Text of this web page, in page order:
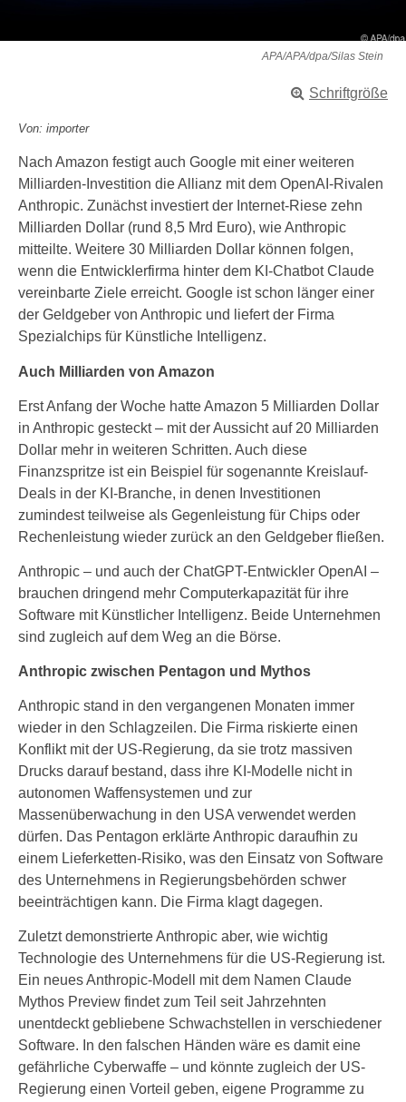
APA/APA/dpa/Silas Stein
Schriftgröße
Von: importer
Nach Amazon festigt auch Google mit einer weiteren
Milliarden-Investition die Allianz mit dem OpenAI-Rivalen
Anthropic. Zunächst investiert der Internet-Riese zehn
Milliarden Dollar (rund 8,5 Mrd Euro), wie Anthropic
mitteilte. Weitere 30 Milliarden Dollar können folgen,
wenn die Entwicklerfirma hinter dem KI-Chatbot Claude
vereinbarte Ziele erreicht. Google ist schon länger einer
der Geldgeber von Anthropic und liefert der Firma
Spezialchips für Künstliche Intelligenz.
Auch Milliarden von Amazon
Erst Anfang der Woche hatte Amazon 5 Milliarden Dollar
in Anthropic gesteckt – mit der Aussicht auf 20 Milliarden
Dollar mehr in weiteren Schritten. Auch diese
Finanzspritze ist ein Beispiel für sogenannte Kreislauf-
Deals in der KI-Branche, in denen Investitionen
zumindest teilweise als Gegenleistung für Chips oder
Rechenleistung wieder zurück an den Geldgeber fließen.
Anthropic – und auch der ChatGPT-Entwickler OpenAI –
brauchen dringend mehr Computerkapazität für ihre
Software mit Künstlicher Intelligenz. Beide Unternehmen
sind zugleich auf dem Weg an die Börse.
Anthropic zwischen Pentagon und Mythos
Anthropic stand in den vergangenen Monaten immer
wieder in den Schlagzeilen. Die Firma riskierte einen
Konflikt mit der US-Regierung, da sie trotz massiven
Drucks darauf bestand, dass ihre KI-Modelle nicht in
autonomen Waffensystemen und zur
Massenüberwachung in den USA verwendet werden
dürfen. Das Pentagon erklärte Anthropic daraufhin zu
einem Lieferketten-Risiko, was den Einsatz von Software
des Unternehmens in Regierungsbehörden schwer
beeinträchtigen kann. Die Firma klagt dagegen.
Zuletzt demonstrierte Anthropic aber, wie wichtig
Technologie des Unternehmens für die US-Regierung ist.
Ein neues Anthropic-Modell mit dem Namen Claude
Mythos Preview findet zum Teil seit Jahrzehnten
unentdeckt gebliebene Schwachstellen in verschiedener
Software. In den falschen Händen wäre es damit eine
gefährliche Cyberwaffe – und könnte zugleich der US-
Regierung einen Vorteil geben, eigene Programme zu